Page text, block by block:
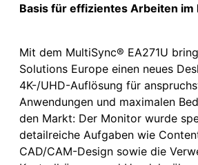
Basis für effizientes Arbeiten im
Mit dem MultiSync® EA271U
Solutions Europe einen neues
4K-/UHD-Auflösung für
Anwendungen und maximalen
den Markt: Der Monitor wurde
detailreiche Aufgaben wie
CAD/CAM-Design sowie die